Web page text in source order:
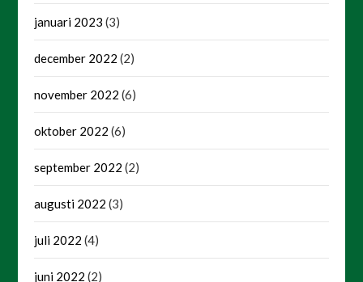
januari 2023 (3)
december 2022 (2)
november 2022 (6)
oktober 2022 (6)
september 2022 (2)
augusti 2022 (3)
juli 2022 (4)
juni 2022 (2)